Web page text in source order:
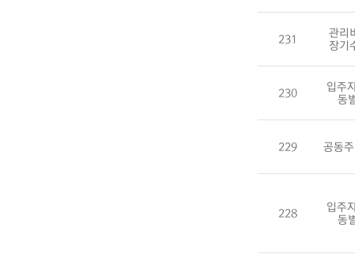
231
관리
장기
230
입주
동
229 공동
228
입주
동